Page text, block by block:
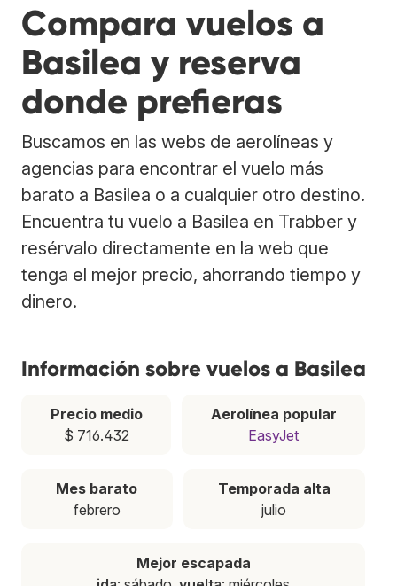
Compara vuelos a
Basilea y reserva
donde prefieras
Buscamos en las webs de aerolíneas y
agencias para encontrar el vuelo más
barato a Basilea o a cualquier otro destino.
Encuentra tu vuelo a Basilea en Trabber y
resérvalo directamente en la web que
tenga el mejor precio, ahorrando tiempo y
dinero.
Información sobre vuelos a Basilea
Precio medio
$ 716.432
Aerolínea popular
EasyJet
Mes barato
febrero
Temporada alta
julio
Mejor escapada